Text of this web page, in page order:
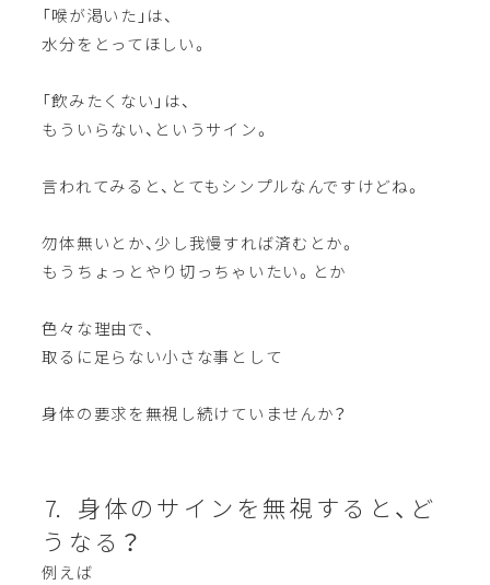
「喉が渇いた」は、
水分をとってほしい。
「飲みたくない」は、
もういらない、というサイン。
言われてみると、とてもシンプルなんですけどね。
勿体無いとか、少し我慢すれば済むとか。
もうちょっとやり切っちゃいたい。とか
色々な理由で、
取るに足らない小さな事として
身体の要求を無視し続けていませんか？
⒎ 身体のサインを無視すると、ど
うなる？
例えば